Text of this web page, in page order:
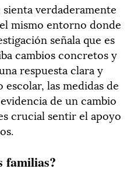
verdaderamente
mismo entorno donde
señala que es
cambios concretos y
respuesta clara y
las medidas de
de un cambio
crucial sentir el apoyo
familias?